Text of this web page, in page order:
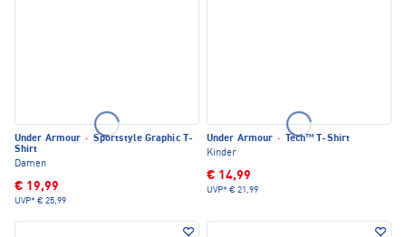
Under Armour · Sportstyle Graphic T-
Shirt
Damen
€ 19,99
UVP* € 25,99
Under Armour ·
Tech™ T-Shirt
Kinder
€ 14,99
UVP* € 21,99